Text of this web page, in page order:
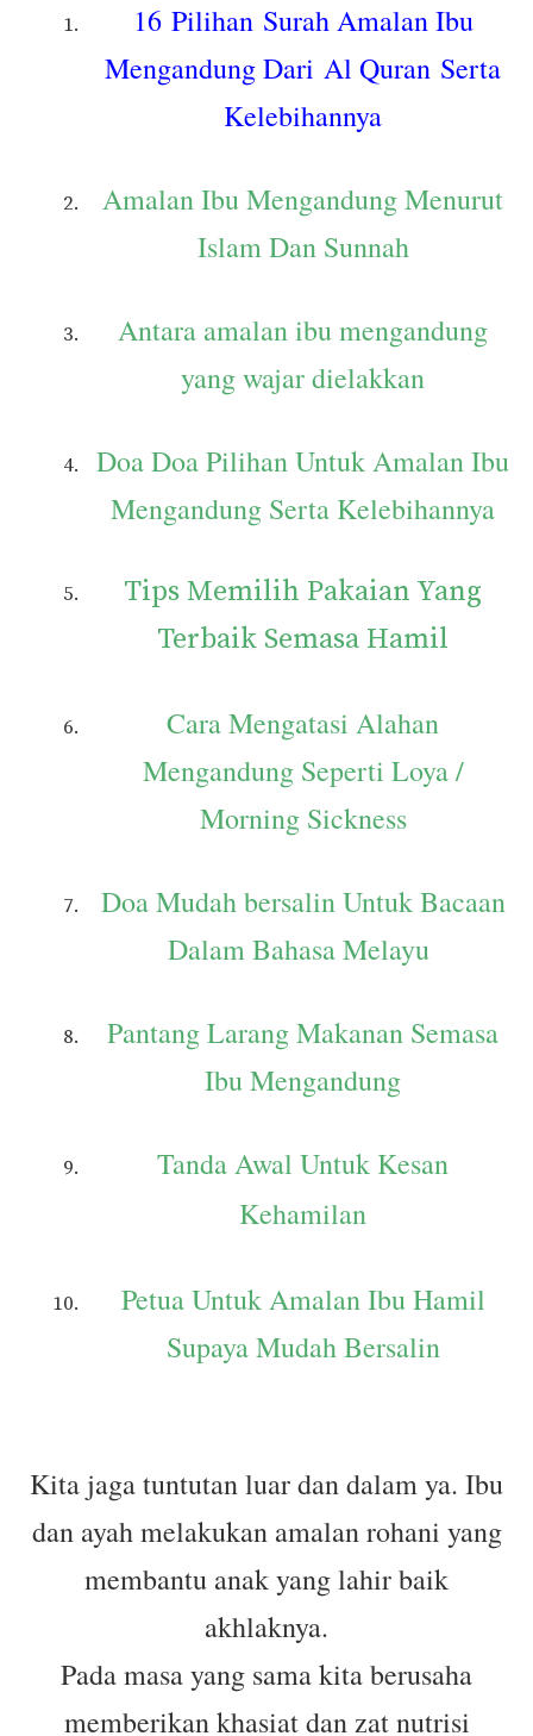
16 Pilihan Surah Amalan Ibu
Mengandung Dari Al Quran Serta
Kelebihannya
Amalan Ibu Mengandung Menurut
Islam Dan Sunnah
Antara amalan ibu mengandung
yang wajar dielakkan
Doa Doa Pilihan Untuk Amalan Ibu
Mengandung Serta Kelebihannya
Tips Memilih Pakaian Yang
Terbaik Semasa Hamil
Cara Mengatasi Alahan
Mengandung Seperti Loya /
Morning Sickness
Doa Mudah bersalin Untuk Bacaan
Dalam Bahasa Melayu
Pantang Larang Makanan Semasa
Ibu Mengandung
Tanda Awal Untuk Kesan
Kehamilan
Petua Untuk Amalan Ibu Hamil
Supaya Mudah Bersalin
Kita jaga tuntutan luar dan dalam ya. Ibu
dan ayah melakukan amalan rohani yang
membantu anak yang lahir baik
akhlaknya.
Pada masa yang sama kita berusaha
memberikan khasiat dan zat nutrisi